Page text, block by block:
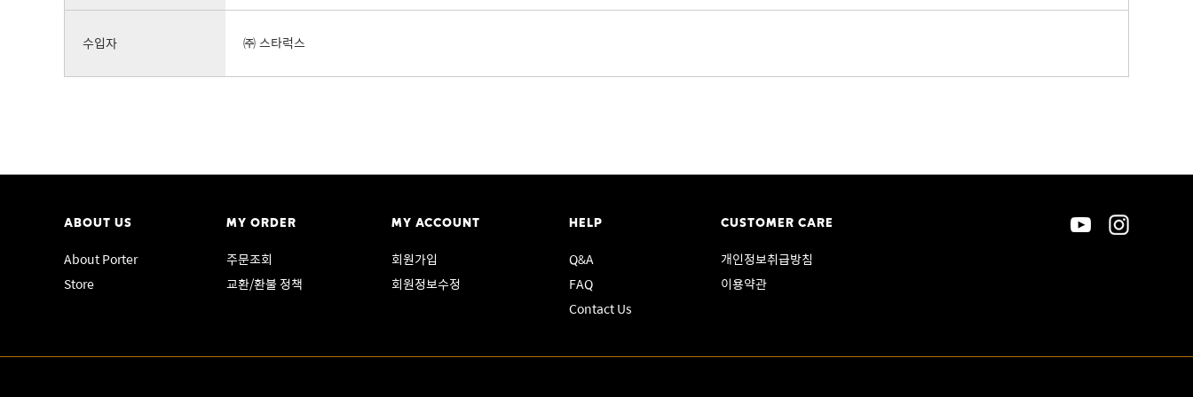
수입자 ㈜ 스타럭스
ABOUT US
About Porter
Store
MY ORDER
주문조회
교환/환불 정책
MY ACCOUNT
회원가입
회원정보수정
HELP
Q&A
FAQ
Contact Us
CUSTOMER CARE
개인정보취급방침
이용약관